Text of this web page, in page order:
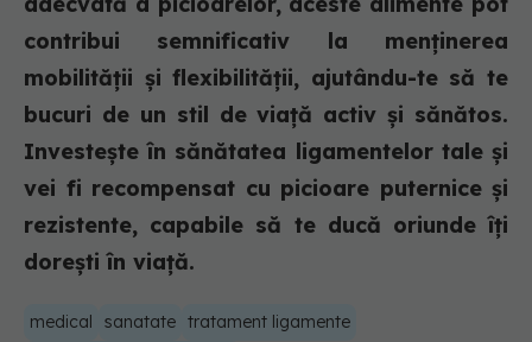
contribui semnificativ la menținerea
mobilității și flexibilității, ajutându-te să te
bucuri de un stil de viață activ și sănătos.
Investește în sănătatea ligamentelor tale și
vei fi recompensat cu picioare puternice și
rezistente, capabile să te ducă oriunde îți
dorești în viață.
medical sanatate tratament ligamente